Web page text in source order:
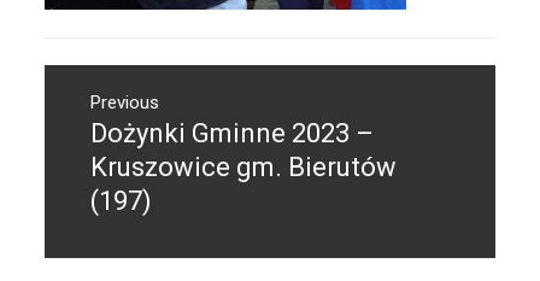
wpisuPrevious
Previous
post:
Dożynki Gminne 2023 –
Kruszowice gm. Bierutów
(197)